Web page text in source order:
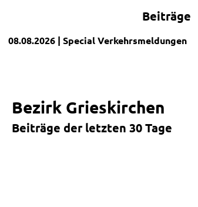
Beiträge
08.08.2026 | SpecialVerkehrsmeldungen
Bezirk Grieskirchen
Beiträge der letzten 30 Tage